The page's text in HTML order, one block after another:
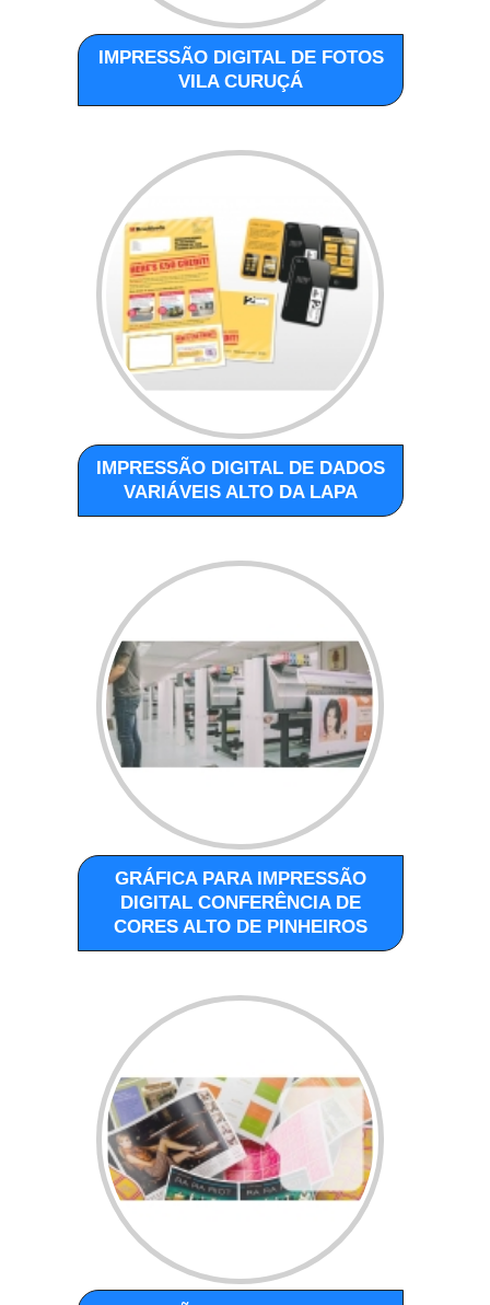
IMPRESSÃO DIGITAL DE FOTOS
VILA CURUÇÁ
IMPRESSÃO DIGITAL DE DADOS
VARIÁVEIS ALTO DA LAPA
GRÁFICA PARA IMPRESSÃO
DIGITAL CONFERÊNCIA DE
CORES ALTO DE PINHEIROS